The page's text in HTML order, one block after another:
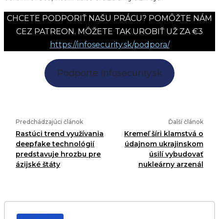
CHCETE PODPORIŤ NAŠU PRÁCU? POMÔŽTE NÁM
CEZ PATREON. MÔŽETE TAK UROBIŤ UŽ ZA €3
https://infosecurity.sk/podpora/
Podporte Infosecurity.sk
Predchádzajúci článok
Rastúci trend využívania
deepfake technológií
predstavuje hrozbu pre
ázijské štáty
Ďalší článok
Kremeľ šíri klamstvá o
údajnom ukrajinskom
úsilí vybudovať
nukleárny arzenál